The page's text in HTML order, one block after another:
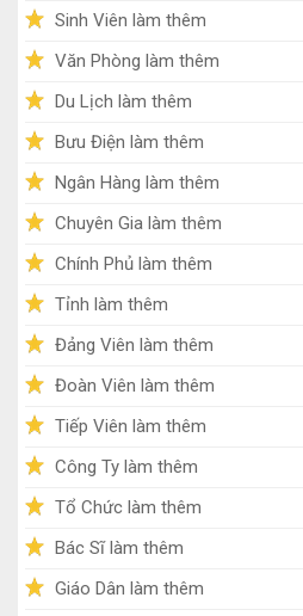
Sinh Viên làm thêm
Văn Phòng làm thêm
Du Lịch làm thêm
Bưu Điện làm thêm
Ngân Hàng làm thêm
Chuyên Gia làm thêm
Chính Phủ làm thêm
Tỉnh làm thêm
Đảng Viên làm thêm
Đoàn Viên làm thêm
Tiếp Viên làm thêm
Công Ty làm thêm
Tổ Chức làm thêm
Bác Sĩ làm thêm
Giáo Dân làm thêm